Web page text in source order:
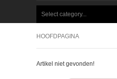
Select category...
HOOFDPAGINA
Artikel niet gevonden!